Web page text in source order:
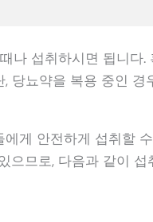
나 섭취하시면 됩니
당뇨약을 복용 중인
게 안전하게 섭취할
으므로, 다음과 같이